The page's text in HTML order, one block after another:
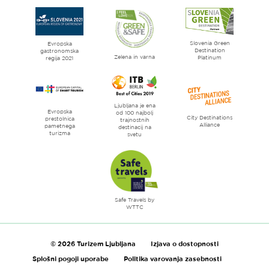
strani
Ljubljana
mesto
literature
Evropska
gastronomska
regija 2021
Zelena in varna
Slovenia Green
Destination
Platinum
Evropska
prestolnica
pametnega
turizma
Ljubljana je ena
od 100 najbolj
trajnostnih
destinacij na
svetu
City Destinations
Alliance
Safe Travels by
WTTC
© 2026 Turizem Ljubljana
Izjava o dostopnosti
Splošni pogoji uporabe
Politika varovanja zasebnosti